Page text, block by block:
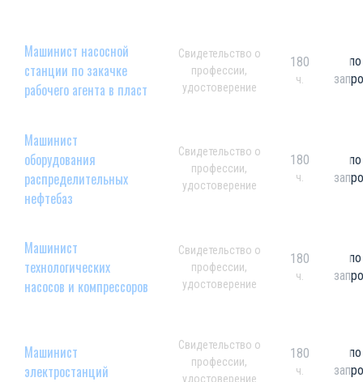
Машинист насосной
станции по закачке
рабочего агента в пласт
Свидетельство о
профессии,
удостоверение
180
ч.
по
Машинист
оборудования
распределительных
нефтебаз
Свидетельство о
профессии,
удостоверение
180
ч.
по
Машинист
технологических
насосов и компрессоров
Свидетельство о
профессии,
удостоверение
180
ч.
по
Машинист
электростанций
Свидетельство о
профессии,
удостоверение
180
ч.
по